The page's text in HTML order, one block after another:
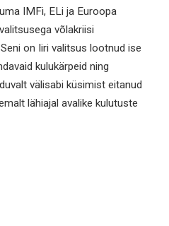
IMFi, ELi ja Euroopa
võlakriisi
on Iiri valitsus lootnud ise
kulukärpeid ning
välisabi küsimist eitanud
lähiajal avalike kulutuste